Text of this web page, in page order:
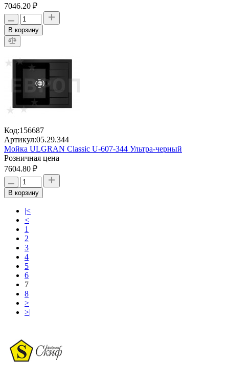
7046.20 ₽
В корзину
Код:156687
Артикул:05.29.344
Мойка ULGRAN Classic U-607-344 Ультра-черный
Розничная цена
7604.80 ₽
В корзину
|<
<
1
2
3
4
5
6
7
8
>
>|